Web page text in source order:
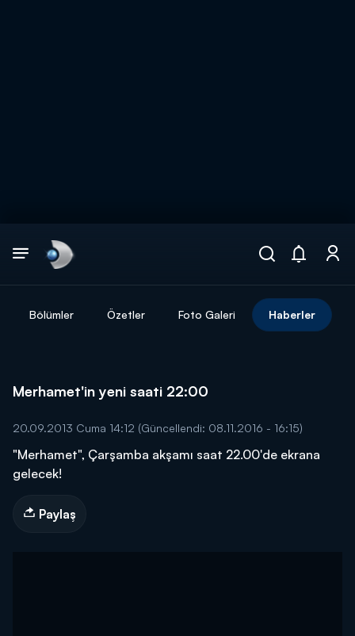
Bölümler Özetler Foto Galeri Haberler
Merhamet'in yeni saati 22:00
20.09.2013 Cuma 14:12 (Güncellendi: 08.11.2016 - 16:15)
"Merhamet", Çarşamba akşamı saat 22.00'de ekrana
gelecek!
Paylaş